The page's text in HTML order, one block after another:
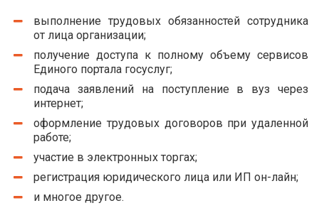
выполнение трудовых обязанностей сотрудника
от лица организации;
получение доступа к полному объему сервисов
Единого портала госуслуг;
подача заявлений на поступление в вуз через
интернет;
оформление трудовых договоров при удаленной
работе;
участие в электронных торгах;
регистрация юридического лица или ИП он-лайн;
и многое другое.